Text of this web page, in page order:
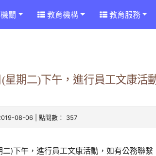
關 教育機構 教育服務
星期二)下午，進行員工文康活
08-06 | 點閱數： 357
二)下午，進行員工文康活動，如有公務聯繫